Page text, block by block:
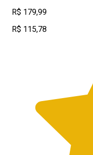
R$ 179,99
R$ 115,78